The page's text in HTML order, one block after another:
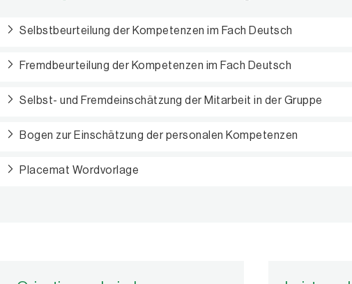
Selbstbeurteilung der Kompetenzen im Fach Deutsch
Fremdbeurteilung der Kompetenzen im Fach Deutsch
Selbst- und Fremdeinschätzung der Mitarbeit in der Gruppe
Bogen zur Einschätzung der personalen Kompetenzen
Placemat Wordvorlage